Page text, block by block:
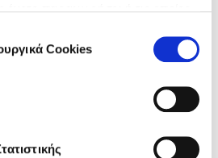
Cookies
NEXT >>